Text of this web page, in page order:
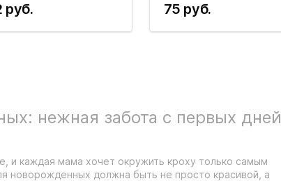
руб. 75 руб.
нежная забота с первых дней
и каждая мама хочет окружить кроху только самым
новорожденных должна быть не просто красивой, а